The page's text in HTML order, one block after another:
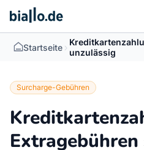
Startseite > unzulässig
Surcharge-Gebühren
Extragebühren